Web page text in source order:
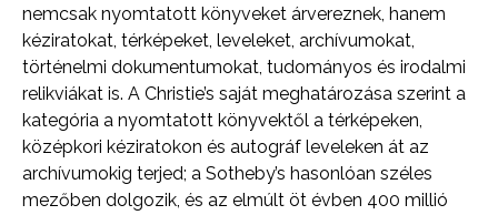
nemcsak nyomtatott könyveket árvereznek, hanem
kéziratokat, térképeket, leveleket, archívumokat,
történelmi dokumentumokat, tudományos és irodalmi
relikviákat is. A Christie’s saját meghatározása szerint a
kategória a nyomtatott könyvektől a térképeken,
középkori kéziratokon és autográf leveleken át az
archívumokig terjed; a Sotheby’s hasonlóan széles
mezőben dolgozik, és az elmúlt öt évben 400 millió